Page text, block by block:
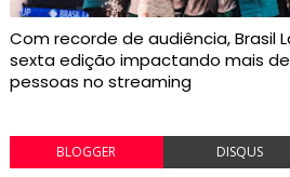
Com recorde de audiência, Brasil
sexta edição impactando mais de
pessoas no streaming
BLOGGER DISQUS